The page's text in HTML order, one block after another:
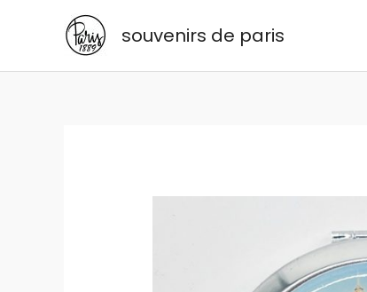
souvenirs de paris